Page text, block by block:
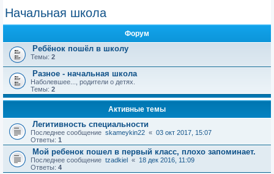
к
Начальная школа
Форум
Ребёнок пошёл в школу
Темы: 2
Разное - начальная школа
Наболевшее..., родители о детях.
Темы: 2
Активные темы
Легитивность специальности
Последнее сообщение skameykin22 « 03 окт 2017, 15:07
Ответы: 1
Мой ребенок пошел в первый класс, плохо запоминает.
Последнее сообщение tzadkiel « 18 дек 2016, 11:09
Ответы: 4